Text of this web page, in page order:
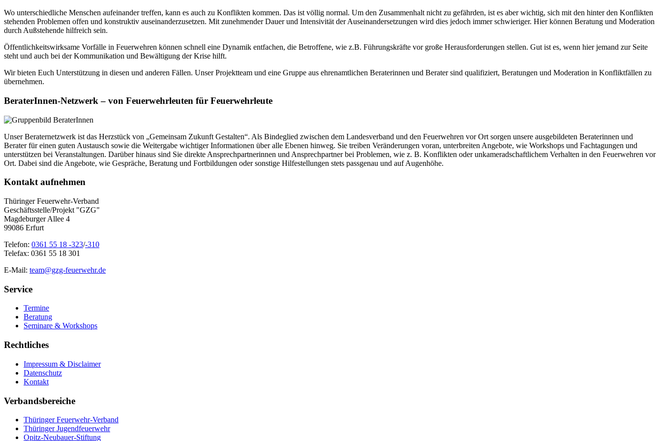
Wo unterschiedliche Menschen aufeinander treffen, kann es auch zu Konflikten kommen. Das ist völlig normal. Um den Zusammenhalt nicht zu gefährden, ist es aber wichtig, sich mit den hinter den Konflikten
stehenden Problemen offen und konstruktiv auseinanderzusetzen. Mit zunehmender Dauer und Intensivität der Auseinandersetzungen wird dies jedoch immer schwieriger. Hier können Beratung und Moderation
durch Außstehende hilfreich sein.
Öffentlichkeitswirksame Vorfälle in Feuerwehren können schnell eine Dynamik entfachen, die Betroffene, wie z.B. Führungskräfte vor große Herausforderungen stellen. Gut ist es, wenn hier jemand zur Seite
steht und auch bei der Kommunikation und Bewältigung der Krise hilft.
Wir bieten Euch Unterstützung in diesen und anderen Fällen. Unser Projektteam und eine Gruppe aus ehrenamtlichen Beraterinnen und Berater sind qualifiziert, Beratungen und Moderation in Konfliktfällen zu
übernehmen.
BeraterInnen-Netzwerk – von Feuerwehrleuten für Feuerwehrleute
Unser Beraternetzwerk ist das Herzstück von „Gemeinsam Zukunft Gestalten“. Als Bindeglied zwischen dem Landesverband und den Feuerwehren vor Ort sorgen unsere ausgebildeten Beraterinnen und
Berater für einen guten Austausch sowie die Weitergabe wichtiger Informationen über alle Ebenen hinweg. Sie treiben Veränderungen voran, unterbreiten Angebote, wie Workshops und Fachtagungen und
unterstützen bei Veranstaltungen. Darüber hinaus sind Sie direkte Ansprechpartnerinnen und Ansprechpartner bei Problemen, wie z. B. Konflikten oder unkameradschaftlichem Verhalten in den Feuerwehren vor
Ort. Dabei sind die Angebote, wie Gespräche, Beratung und Fortbildungen oder sonstige Hilfestellungen stets passgenau und auf Augenhöhe.
Kontakt aufnehmen
Thüringer Feuerwehr-Verband
Geschäftsstelle/Projekt "GZG"
Magdeburger Allee 4
99086 Erfurt
Telefon: 0361 55 18 -323/-310
Telefax: 0361 55 18 301
E-Mail: team@gzg-feuerwehr.de
Service
Termine
Beratung
Seminare & Workshops
Rechtliches
Impressum & Disclaimer
Datenschutz
Kontakt
Verbandsbereiche
Thüringer Feuerwehr-Verband
Thüringer Jugendfeuerwehr
Opitz-Neubauer-Stiftung